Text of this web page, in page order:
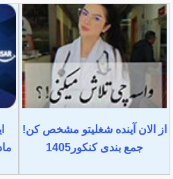
از الان آینده شغلیتو مشخص کن!
جمع بندی کنکور1405